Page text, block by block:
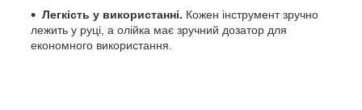
Легкість у використанні. Кожен інструмент зручно
лежить у руці, а олійка має зручний дозатор для
економного використання.